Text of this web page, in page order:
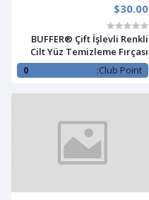
$30.00
BUFFER® Çift İşlevli Renkli
Cilt Yüz Temizleme Fırçası
Peeling Masaj Etkili Gözenek
Temizleyici Alet
Club Point:
0